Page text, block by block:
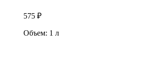
575 ₽
Объем: 1 л